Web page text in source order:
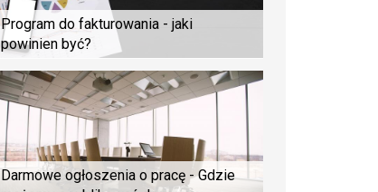
Program do fakturowania - jaki
powinien być?
Darmowe ogłoszenia o pracę - Gdzie